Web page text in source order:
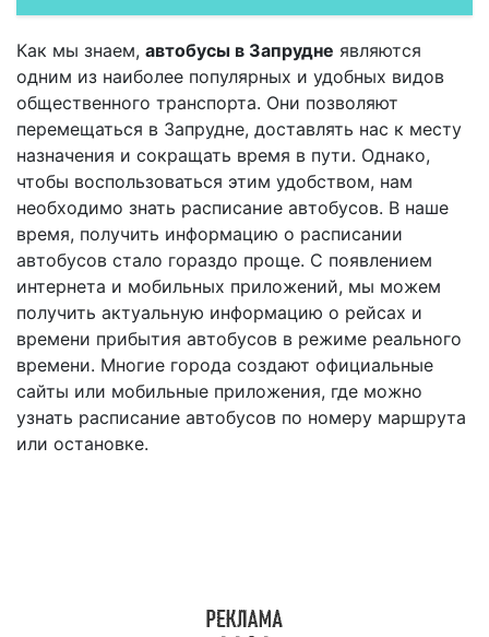
Как мы знаем, автобусы в Запрудне являются
одним из наиболее популярных и удобных видов
общественного транспорта. Они позволяют
перемещаться в Запрудне, доставлять нас к месту
назначения и сокращать время в пути. Однако,
чтобы воспользоваться этим удобством, нам
необходимо знать расписание автобусов. В наше
время, получить информацию о расписании
автобусов стало гораздо проще. С появлением
интернета и мобильных приложений, мы можем
получить актуальную информацию о рейсах и
времени прибытия автобусов в режиме реального
времени. Многие города создают официальные
сайты или мобильные приложения, где можно
узнать расписание автобусов по номеру маршрута
или остановке.